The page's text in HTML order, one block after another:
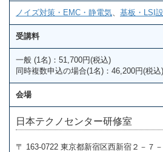
ノイズ対策・EMC・静電気 基板・LSI
受講料
一般 (1名)：51,700円(税込)
同時複数申込の場合(1名)：46,200円(税込)
会場
日本テクノセンター研修室
〒 163-0722 東京都新宿区西新宿２－７